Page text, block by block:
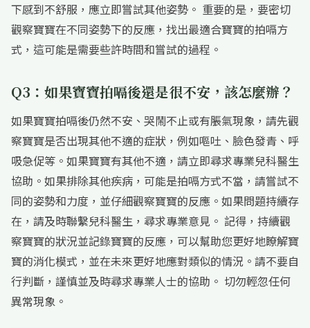
下感到不舒服，應立即嘗試其他姿勢。 重要的是，要密切
觀察寶寶在不同姿勢下的反應，找出最適合寶寶的拍嗝方
式，這可能是需要些許時間和嘗試的過程。
Q3：如果寶寶拍嗝後還是很不安，該怎麼辦？
如果寶寶拍嗝後仍然不安、哭鬧不止或有脹氣現象，請先觀
察寶寶是否出現其他不適的症狀，例如嘔吐、臉色發青、呼
吸急促等。如果寶寶有其他不適，請立即尋求專業兒科醫生
協助。如果排除其他疾病，可能是拍嗝方式不當，請嘗試不
同的姿勢和力度，並仔細觀察寶寶的反應。如果問題持續存
在，請及時聯繫兒科醫生，尋求專業意見。 記得，持續觀
察寶寶的狀況並記錄寶寶的反應，可以幫助您更好地瞭解寶
寶的消化模式，並在未來更好地應對類似的情況。請不要自
行判斷，謹慎並及時尋求專業人士的協助。 切勿輕忽任何
異常現象。